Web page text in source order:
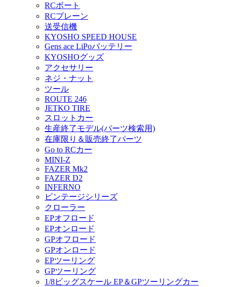
RCボート
RCプレーン
送受信機
KYOSHO SPEED HOUSE
Gens ace LiPoバッテリー
KYOSHOグッズ
アクセサリー
ネジ・ナット
ツール
ROUTE 246
JETKO TIRE
スロットカー
生産終了モデル(パーツ検索用)
在庫限り＆販売終了パーツ
Go to RCカー
MINI-Z
FAZER Mk2
FAZER D2
INFERNO
ビンテージシリーズ
クローラー
EPオフロード
EPオンロード
GPオフロード
GPオンロード
EPツーリング
GPツーリング
1/8ビッグスケール EP＆GPツーリングカー